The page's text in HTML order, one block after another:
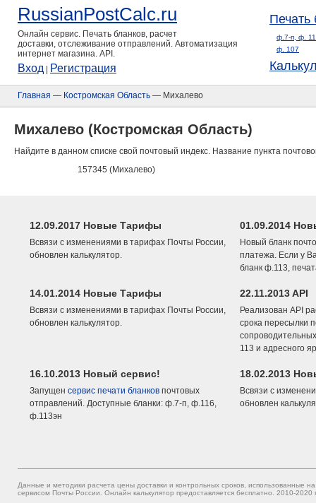
RussianPostCalc.ru
Онлайн сервис. Печать бланков, расчет
доставки, отслеживание отправлений. Автоматизация
интернет магазина. API.
Вход Регистрация
Печать
ф.7-п, ф.
ф. 107
Главная — Костромская Область — Михалево
Михалево (Костромская Область)
Найдите в данном списке свой почтовый индекс. Название пункта
157345 (Михалево)
12.09.2017 Новые Тарифы
Всвязи с изменениями в тарифах Почты России,
обновлен калькулятор.
01.09.2014
Новый бланк
платежа. Если у
бланк ф.113,
14.01.2014 Новые Тарифы
Всвязи с изменениями в тарифах Почты России,
обновлен калькулятор.
22.11.2013 API
Реализован API
срока пересылки
113 и адресного
16.10.2013 Новый сервис!
Запущен сервис печати бланков почтовых
отправлений. Доступные бланки: ф.7-п, ф.116,
ф.113эн
18.02.2013
Всвязи с
обновлен
Данные и методики расчета цены доставки и контрольных сроков, использованные
сервисом Почты России. Онлайн калькулятор предоставляется бесплатно. 2010-2020